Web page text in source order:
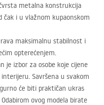
metalna konstrukcija
i u vlažnom kupaonskom
maksimalnu stabilnost i
opterećenjem.
je izbor za osobe koje cijene
Savršena u svakom
će biti praktičan ukras
ovog modela birate